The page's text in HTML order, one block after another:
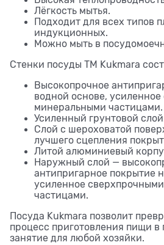
Лёгкость мытья.
Подходит для всех типов
индукционных.
Можно мыть в
Стенки посуды TM Kukmara
Высокопрочное
водной основе,
минеральными частицами.
Усиленный грунтовой
Слой с шероховатой
лучшего сцепления
Литой алюминиевый
Наружный слой —
антипригарное покрытие
усиленное
частицами.
Посуда Kukmara позволит
процесс приготовления пищи в
занятие для любой хозяйки.